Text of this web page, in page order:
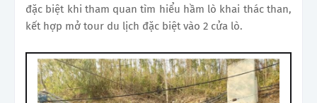
đặc biệt khi tham quan tìm hiểu hầm lò khai thác than,
kết hợp mở tour du lịch đặc biệt vào 2 cửa lò.